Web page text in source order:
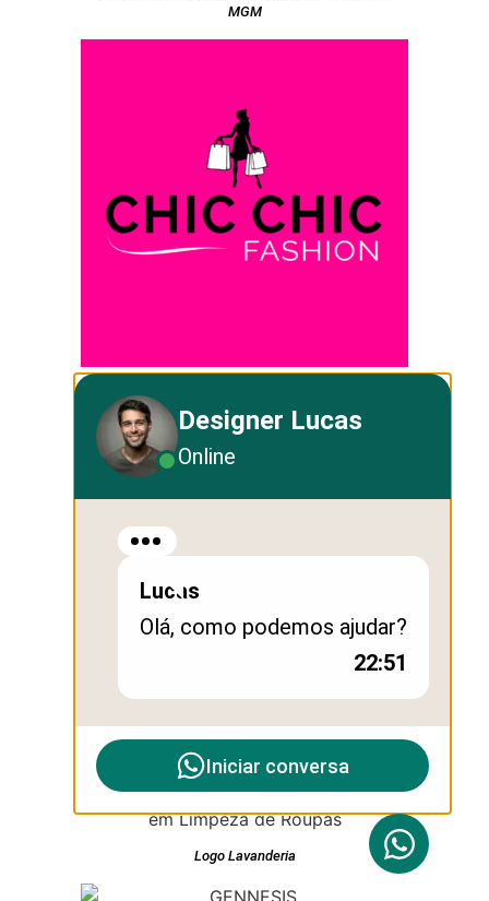
MGM
Logo Marca Clinica Aika
Logo para Advogados | MF
logo equipamentos, maquinas e locação
Logo Marca Iluminação Automotiva Maceió Leds
Logo Lavanderia
Designer Lucas
Online
Lucas
Olá, como podemos ajudar?
22:51
Iniciar conversa